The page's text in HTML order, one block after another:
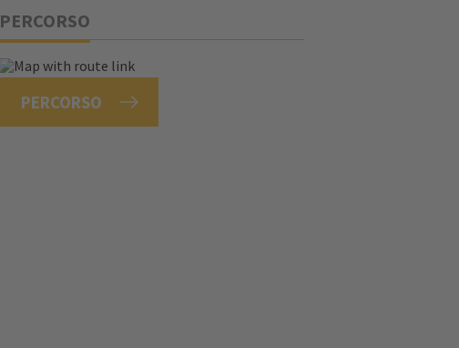
PERCORSO
PERCORSO